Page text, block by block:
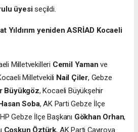
üyesiseçildi.
Yıldırım yeniden ASRİAD Kocaeli
Milletvekilleri Cemil Yaman ve
Milletvekili Nail Çiler, Gebze
Büyükgöz, Kocaeli Büyükşehir
Soba, AK Parti Gebze İlçe
Gebze İlçe Başkanı Gökhan Orhan,
Coşkun Öztürk, AK Parti Çayırova